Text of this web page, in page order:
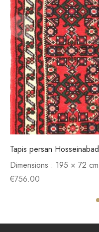
Tapis persan Hosseinabad
Dimensions : 195 × 72 cm
€756.00